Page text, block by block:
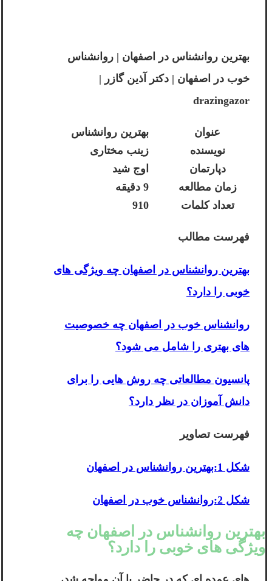
بهترین روانشناس در اصفهان | روانشناس
خوب در اصفهان | دکتر آذین گازر |
drazingazor
عنوان
بهترین روانشناس
نویسنده
زینب مختاری
دپارتمان
اوج شید
زمان مطالعه
9 دقیقه
تعداد کلمات
910
فهرست مطالب
بهترین روانشناس در اصفهان چه ویژگی های
خوبی را دارد؟
روانشناس خوب در اصفهان چه خصوصیت
های بهتری را شامل می شود؟
پانسیون مطالعاتی چه روش هایی را برای
دانش آموزان در نظر دارد؟
فهرست تصاویر
شکل 1:بهترین روانشناس در اصفهان
شکل 2:روانشناس خوب در اصفهان
بهترین روانشناس در اصفهان چه
ویژگی های خوبی را دارد؟